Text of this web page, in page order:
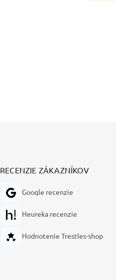
RECENZIE ZÁKAZNÍKOV
Google recenzie
Heureka recenzie
Hodnotenie Trestles-shop